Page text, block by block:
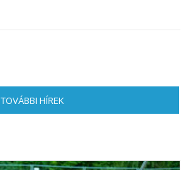
TOVÁBBI HÍREK